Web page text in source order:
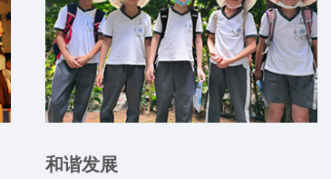
和谐发展